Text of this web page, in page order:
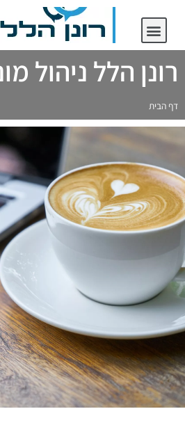
רונן הלל ניהול
דף הבית